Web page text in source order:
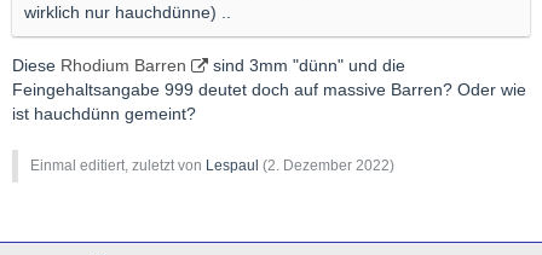
wirklich nur hauchdünne) ..
Diese Rhodium Barren
sind 3mm "dünn" und die
Feingehaltsangabe 999 deutet doch auf massive Barren? Oder wie
ist hauchdünn gemeint?
Einmal editiert, zuletzt von Lespaul (2. Dezember 2022)